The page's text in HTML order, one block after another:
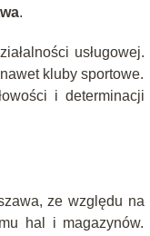
.
usługowej.
kluby sportowe.
i determinacji
ze względu na
hal i magazynów.